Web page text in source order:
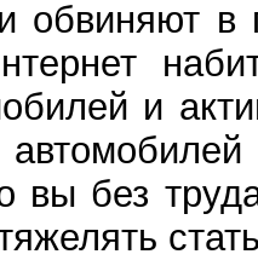
обвиняют в
и
вы без